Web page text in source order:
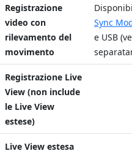
Registrazione
video con
rilevamento del
movimento
Sync
e USB
Registrazione Live
View (non include
le Live View
estese)
Live View estesa